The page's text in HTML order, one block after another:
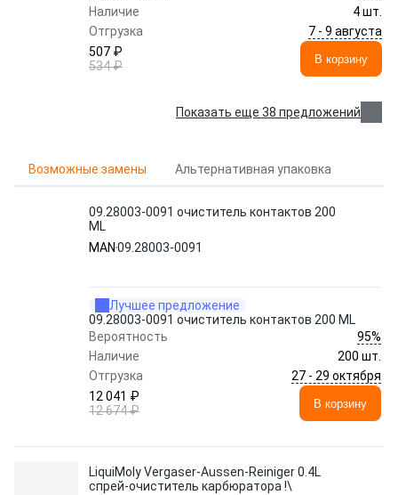
Наличие
4 шт.
Отгрузка
7 - 9 августа
507 ₽
534 ₽
В корзину
Показать еще 38 предложений
Возможные замены Альтернативная упаковка
09.28003-0091 очиститель контактов 200
ML
MAN 09.28003-0091
Лучшее предложение
09.28003-0091 очиститель контактов 200 ML
Вероятность
95%
Наличие
200 шт.
Отгрузка
27 - 29 октября
12 041 ₽
12 674 ₽
В корзину
LiquiMoly Vergaser-Aussen-Reiniger 0.4L
спрей-очиститель карбюратора !\